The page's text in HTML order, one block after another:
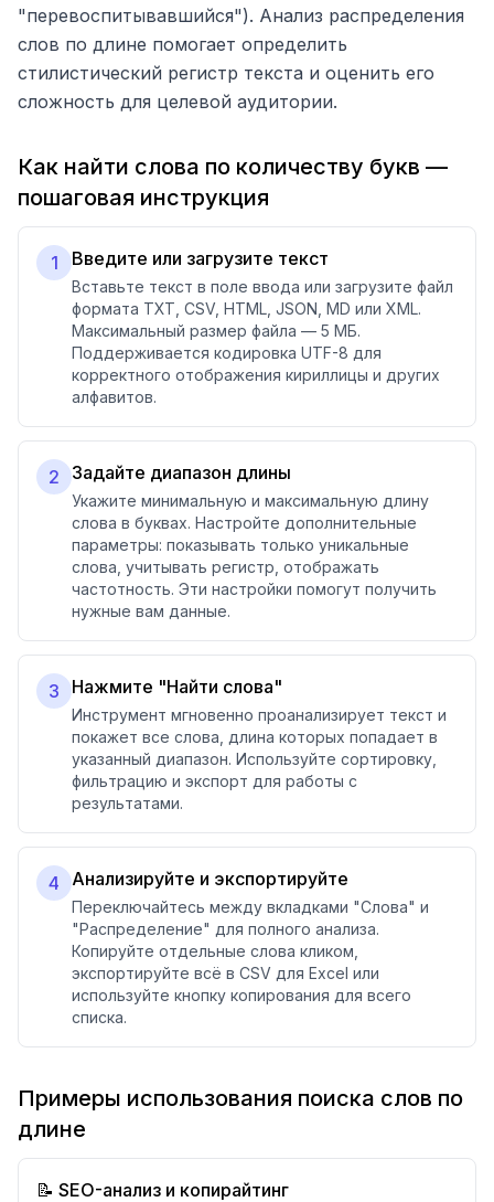
"перевоспитывавшийся"). Анализ распределения
слов по длине помогает определить
стилистический регистр текста и оценить его
сложность для целевой аудитории.
Как найти слова по количеству букв —
пошаговая инструкция
1 Введите или загрузите текст
Вставьте текст в поле ввода или загрузите файл
формата TXT, CSV, HTML, JSON, MD или XML.
Максимальный размер файла — 5 МБ.
Поддерживается кодировка UTF-8 для
корректного отображения кириллицы и других
алфавитов.
2 Задайте диапазон длины
Укажите минимальную и максимальную длину
слова в буквах. Настройте дополнительные
параметры: показывать только уникальные
слова, учитывать регистр, отображать
частотность. Эти настройки помогут получить
нужные вам данные.
3 Нажмите "Найти слова"
Инструмент мгновенно проанализирует текст и
покажет все слова, длина которых попадает в
указанный диапазон. Используйте сортировку,
фильтрацию и экспорт для работы с
результатами.
4 Анализируйте и экспортируйте
Переключайтесь между вкладками "Слова" и
"Распределение" для полного анализа.
Копируйте отдельные слова кликом,
экспортируйте всё в CSV для Excel или
используйте кнопку копирования для всего
списка.
Примеры использования поиска слов по
длине
📝 SEO-анализ и копирайтинг